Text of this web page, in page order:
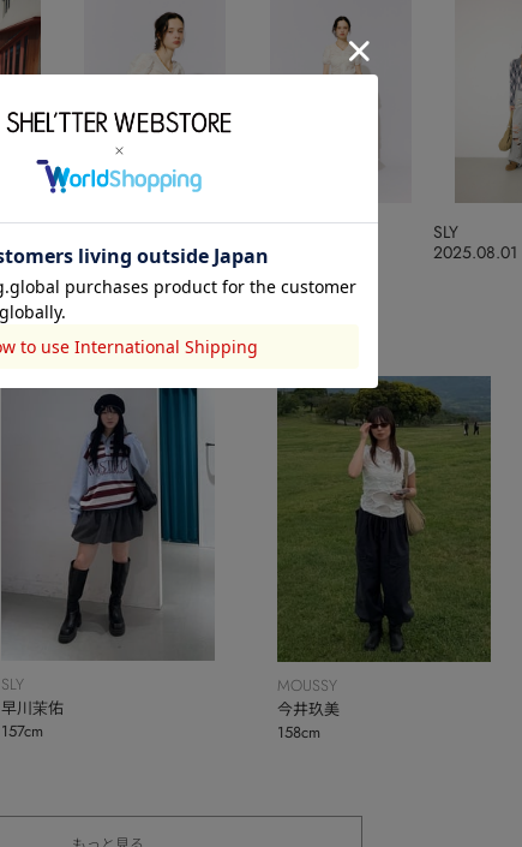
2025.08.08
SLY
2025.08.08
SLY
2025.08.01
SLY
SLY
早川茉佑
157cm
MOUSSY
今井玖美
158cm